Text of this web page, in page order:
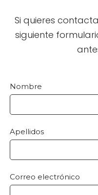
Si quieres
siguiente
Nombre
Apellidos
Correo electrónico